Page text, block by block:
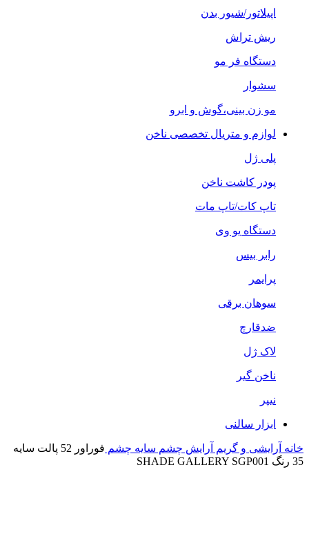
اپیلاتور/شیور بدن
ریش تراش
دستگاه فر مو
سشوار
مو زن بینی،گوش و ابرو
لوازم و متریال تخصصی ناخن
پلی ژل
پودر کاشت ناخن
تاپ کات/تاپ مات
دستگاه یو وی
رابر بیس
پرایمر
سوهان برقی
ضدقارچ
لاک ژل
ناخن گیر
نیپر
ابزار سالنی
خانه آرایشی و گریم آرایش چشم سایه چشم
فوراور 52 پالت سایه
35 رنگ SHADE GALLERY SGP001